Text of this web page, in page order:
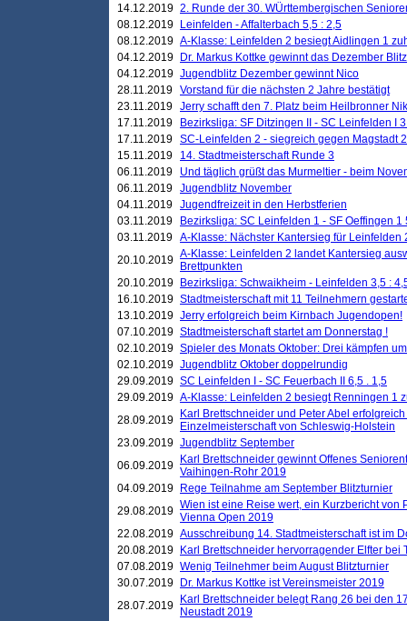
14.12.2019 2. Runde der 30. WÜrttembergischen
08.12.2019
Leinfelden - Affalterbach 5,5 : 2,5
08.12.2019 A-Klasse: Leinfelden 2 besiegt Aidlingen 1
04.12.2019
Dr. Markus Kottke gewinnt das Dezember
04.12.2019 Jugendblitz Dezember gewinnt Nico
28.11.2019 Vorstand für die nächsten 2 Jahre bestätigt
23.11.2019 Jerry schafft den 7. Platz beim Heilbronner
17.11.2019
Bezirksliga: SF Ditzingen II - SC Leinfelden I
17.11.2019 SC-Leinfelden 2 - siegreich gegen Magstadt 2
15.11.2019
14. Stadtmeisterschaft Runde 3
06.11.2019
Und täglich grüßt das Murmeltier - beim
06.11.2019 Jugendblitz November
04.11.2019 Jugendfreizeit in den Herbstferien
03.11.2019
Bezirksliga: SC Leinfelden 1 - SF Oeffingen 1
03.11.2019 A-Klasse: Nächster Kantersieg für Leinfelden
20.10.2019 A-Klasse: Leinfelden 2 landet Kantersieg
Brettpunkten
20.10.2019
Bezirksliga: Schwaikheim - Leinfelden 3,5 :
16.10.2019 Stadtmeisterschaft mit 11 Teilnehmern
13.10.2019 Jerry erfolgreich beim Kirnbach Jugendopen!
07.10.2019 Stadtmeisterschaft startet am Donnerstag !
02.10.2019 Spieler des Monats Oktober: Drei kämpfen
02.10.2019 Jugendblitz Oktober doppelrundig
29.09.2019 SC Leinfelden I - SC Feuerbach II 6,5 . 1,5
29.09.2019 A-Klasse: Leinfelden 2 besiegt Renningen 1
28.09.2019
Karl Brettschneider und Peter Abel
Einzelmeisterschaft von Schleswig-Holstein
23.09.2019 Jugendblitz September
06.09.2019
Karl Brettschneider gewinnt Offenes
Vaihingen-Rohr 2019
04.09.2019
Rege Teilnahme am September Blitzturnier
29.08.2019 Wien ist eine Reise wert, ein Kurzbericht von
Vienna Open 2019
22.08.2019 Ausschreibung 14. Stadtmeisterschaft ist im
20.08.2019
Karl Brettschneider hervorragender Elfter bei
07.08.2019 Wenig Teilnehmer beim August Blitzturnier
30.07.2019
Dr. Markus Kottke ist Vereinsmeister 2019
28.07.2019
Karl Brettschneider belegt Rang 26 bei den
Neustadt 2019